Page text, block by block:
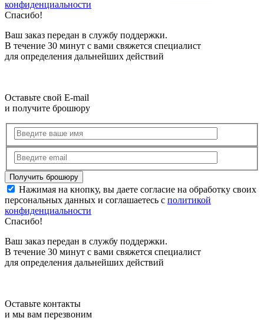
конфиденциальности
Спасибо!
Ваш заказ передан в службу поддержки.
В течение 30 минут с вами свяжется специалист
для определения дальнейших действий
Оставьте свой E-mail
и получите брошюру
Нажимая на кнопку, вы даете согласие на обработку своих
персональных данных и соглашаетесь с политикой
конфиденциальности
Спасибо!
Ваш заказ передан в службу поддержки.
В течение 30 минут с вами свяжется специалист
для определения дальнейших действий
Оставьте контакты
и мы вам перезвоним